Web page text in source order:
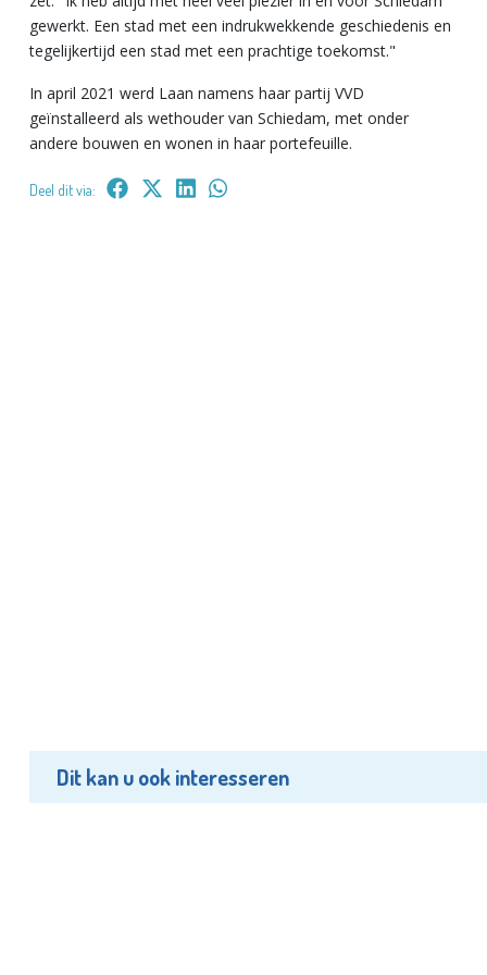
gewerkt. Een stad met een indrukwekkende geschiedenis en
tegelijkertijd een stad met een prachtige toekomst."
In april 2021 werd Laan namens haar partij VVD
geïnstalleerd als wethouder van Schiedam, met onder
andere bouwen en wonen in haar portefeuille.
Deel dit via:
Dit kan u ook interesseren